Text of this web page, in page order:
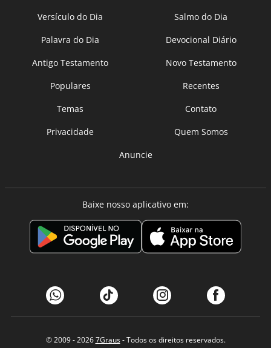
Versículo do Dia
Salmo do Dia
Palavra do Dia
Devocional Diário
Antigo Testamento
Novo Testamento
Populares
Recentes
Temas
Contato
Privacidade
Quem Somos
Anuncie
Baixe nosso aplicativo em:
© 2009 - 20267Graus- Todos os direitos reservados.